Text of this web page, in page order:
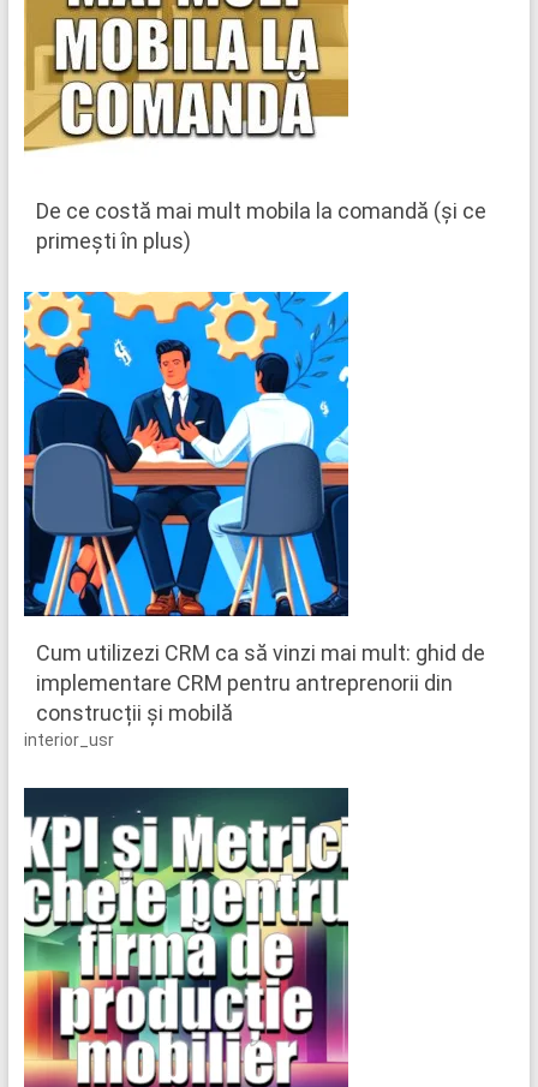
De ce costă mai mult mobila la comandă (și ce
primești în plus)
Cum utilizezi CRM ca să vinzi mai mult: ghid de
implementare CRM pentru antreprenorii din
construcții și mobilă
interior_usr